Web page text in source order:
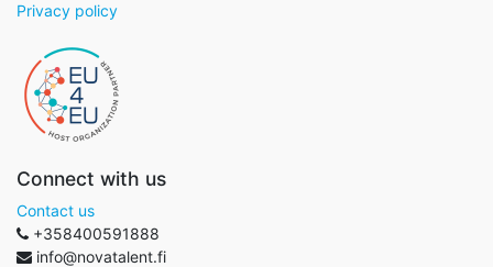
Privacy policy
Connect with us
Contact us
+358400591888
info@novatalent.fi